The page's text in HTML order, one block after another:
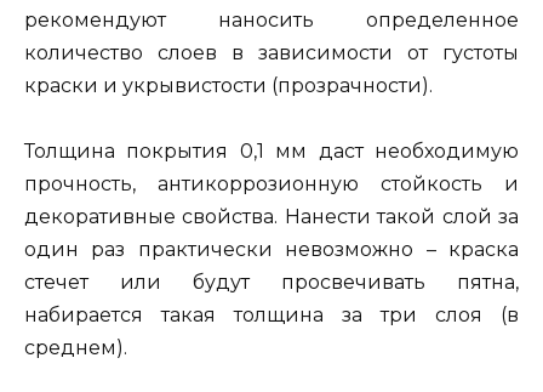
рекомендуют наносить определенное
количество слоев в зависимости от густоты
краски и укрывистости (прозрачности).
Толщина покрытия 0,1 мм даст необходимую
прочность, антикоррозионную стойкость и
декоративные свойства. Нанести такой слой за
один раз практически невозможно – краска
стечет или будут просвечивать пятна,
набирается такая толщина за три слоя (в
среднем).